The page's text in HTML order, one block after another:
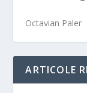
Octavian Paler
ARTICOLE